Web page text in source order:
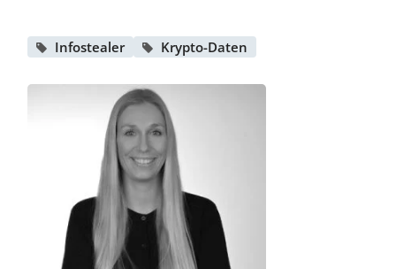
Infostealer Krypto-Daten